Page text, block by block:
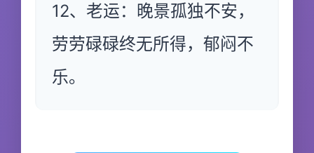
12、老运：晚景孤独不安，
劳劳碌碌终无所得，郁闷不
乐。